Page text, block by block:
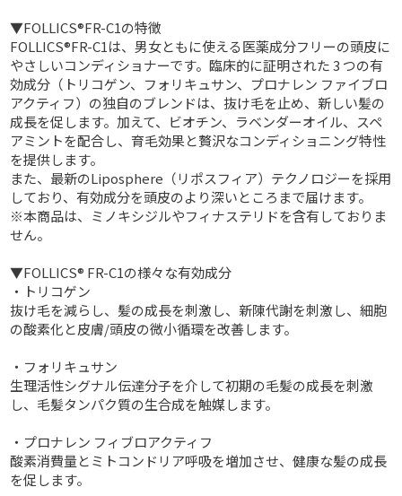
▼FOLLICS®FR-C1の特徴
FOLLICS®FR-C1は、男女ともに使える医薬成分フリーの頭皮に
やさしいコンディショナーです。臨床的に証明された 3 つの有
効成分（トリコゲン、フォリキュサン、プロナレン ファイブロ
アクティフ）の独自のブレンドは、抜け毛を止め、新しい髪の
成長を促します。加えて、ビオチン、ラベンダーオイル、スペ
アミントを配合し、育毛効果と贅沢なコンディショニング特性
を提供します。
また、最新のLiposphere（リポスフィア）テクノロジーを採用
しており、有効成分を頭皮のより深いところまで届けます。
※本商品は、ミノキシジルやフィナステリドを含有しておりま
せん。
▼FOLLICS® FR-C1の様々な有効成分
・トリコゲン
抜け毛を減らし、髪の成長を刺激し、新陳代謝を刺激し、細胞
の酸素化と皮膚/頭皮の微小循環を改善します。
・フォリキュサン
生理活性シグナル伝達分子を介して初期の毛髪の成長を刺激
し、毛髪タンパク質の生合成を触媒します。
・プロナレン フィブロアクティフ
酸素消費量とミトコンドリア呼吸を増加させ、健康な髪の成長
を促します。